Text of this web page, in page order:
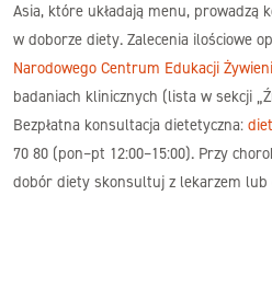
Asia, które układają menu, prowadzą
w doborze diety. Zalecenia ilościowe
Narodowego Centrum Edukacji
badaniach klinicznych (lista w sekcji
Bezpłatna konsultacja dietetyczna:
70 80 (pon–pt 12:00–15:00). Przy
dobór diety skonsultuj z lekarzem lub